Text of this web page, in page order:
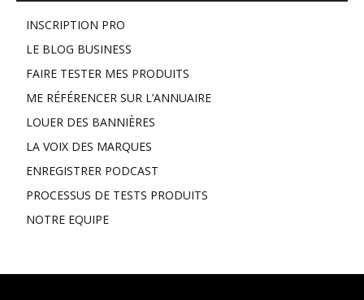
INSCRIPTION PRO
LE BLOG BUSINESS
FAIRE TESTER MES PRODUITS
ME RÉFÉRENCER SUR L’ANNUAIRE
LOUER DES BANNIÈRES
LA VOIX DES MARQUES
ENREGISTRER PODCAST
PROCESSUS DE TESTS PRODUITS
NOTRE EQUIPE